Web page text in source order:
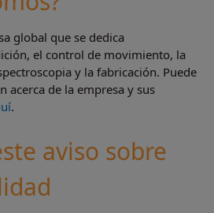
global que se dedica
el control de movimiento, la
y la fabricación. Puede
acerca de la empresa y sus
.
aviso sobre